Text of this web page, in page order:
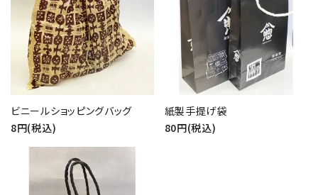
ビニールショッピングバッグ
8円(税込)
紙製手提げ袋
80円(税込)